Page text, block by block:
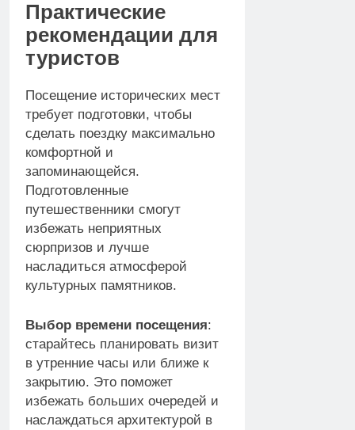
Практические
рекомендации для
туристов
Посещение исторических мест
требует подготовки, чтобы
сделать поездку максимально
комфортной и
запоминающейся.
Подготовленные
путешественники смогут
избежать неприятных
сюрпризов и лучше
насладиться атмосферой
культурных памятников.
Выбор времени посещения:
старайтесь планировать визит
в утренние часы или ближе к
закрытию. Это поможет
избежать больших очередей и
наслаждаться архитектурой в